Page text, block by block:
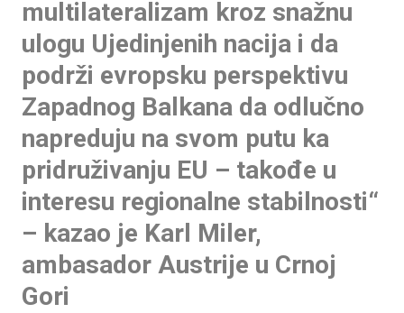
multilateralizam kroz snažnu
ulogu Ujedinjenih nacija i da
podrži evropsku perspektivu
Zapadnog Balkana da odlučno
napreduju na svom putu ka
pridruživanju EU – takođe u
interesu regionalne stabilnosti“
– kazao je Karl Miler,
ambasador Austrije u Crnoj
Gori